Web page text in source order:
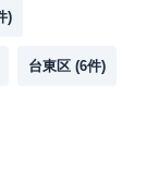
)
台東区 (6件)